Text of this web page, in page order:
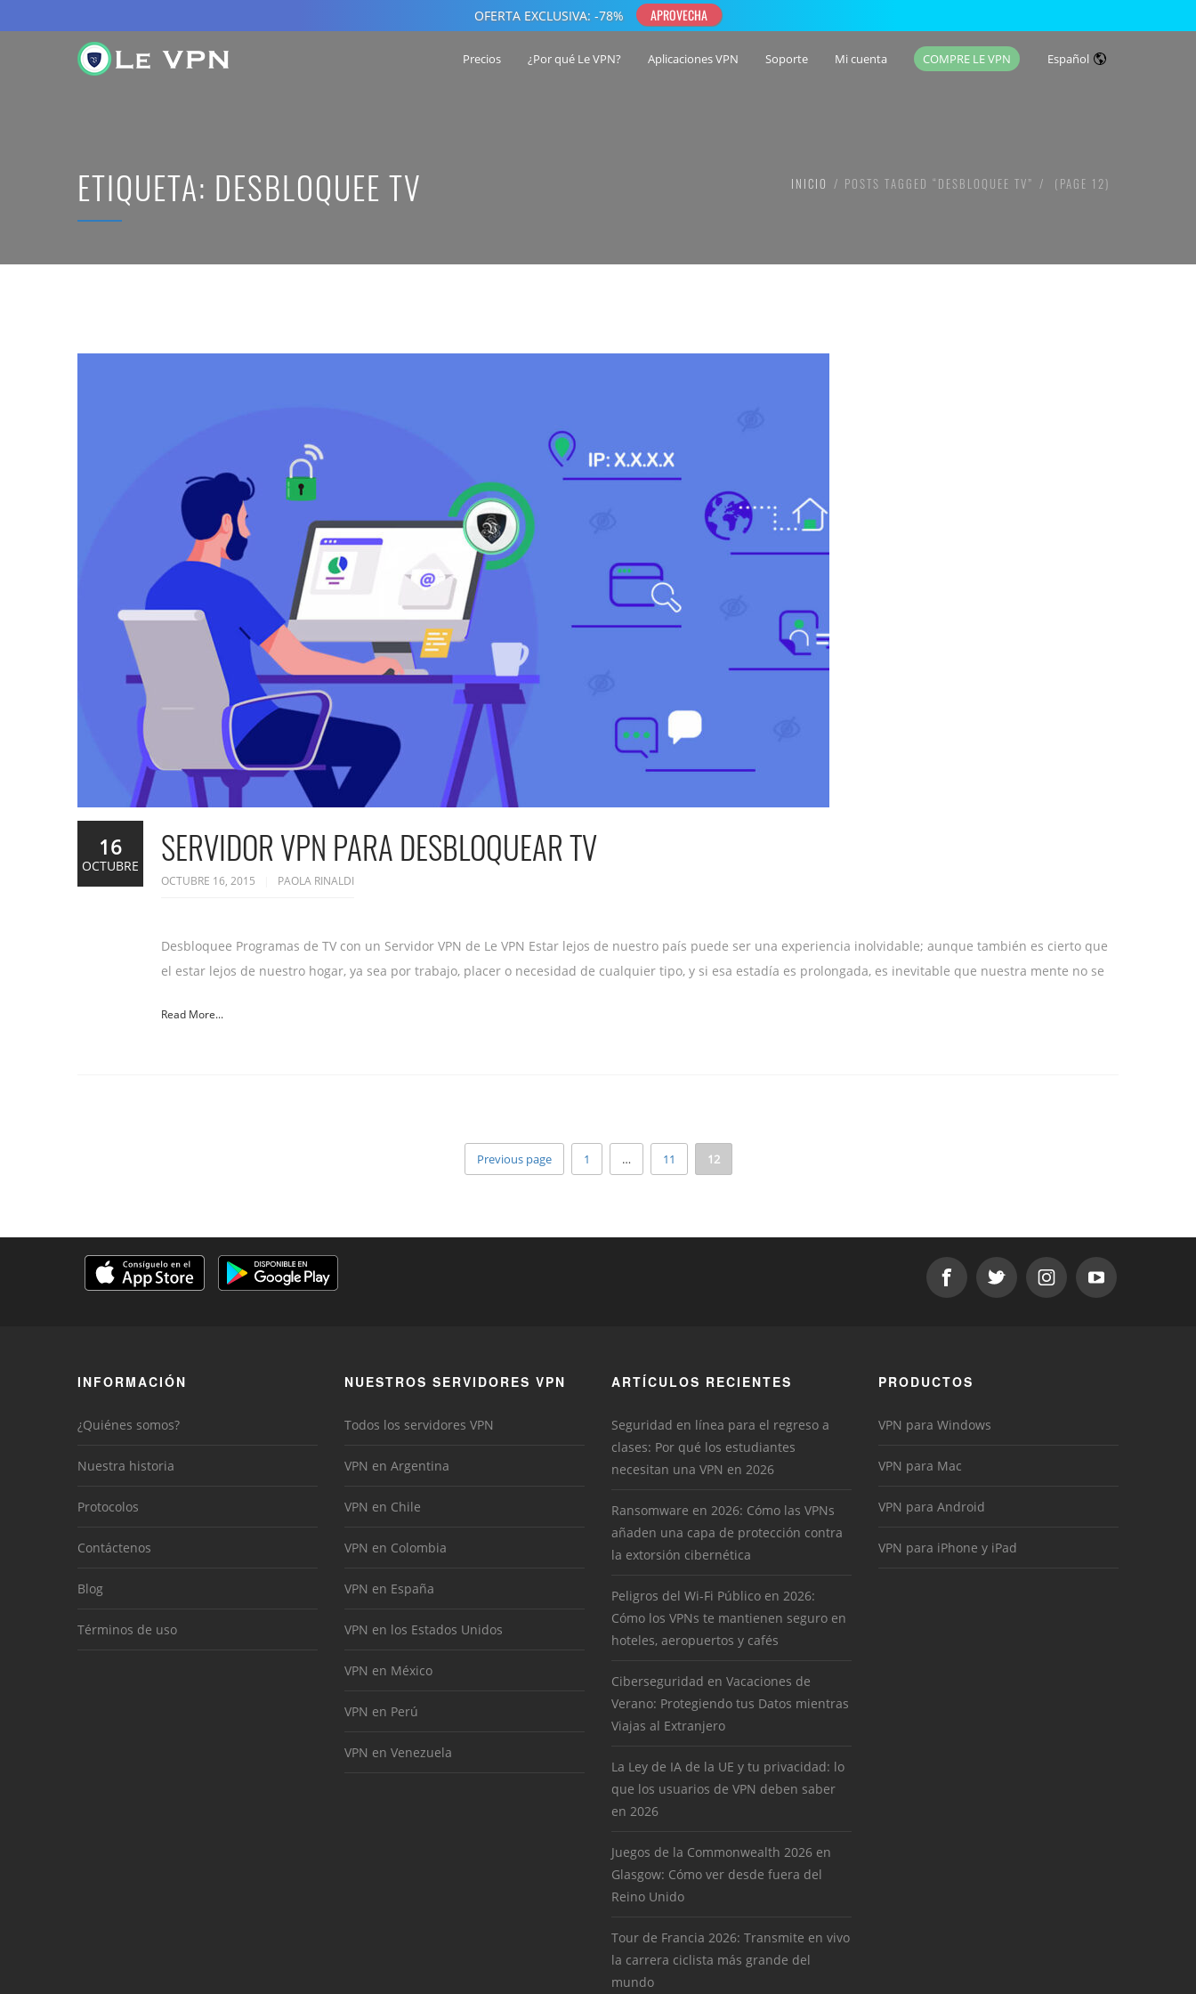
Precios ¿Por qué Le VPN? Aplicaciones VPN Soporte Mi cuenta COMPRE LE VPN Español
ETIQUETA: DESBLOQUEE TV INICIO POSTS TAGGED “DESBLOQUEE TV” (PAGE 12)
SERVIDOR VPN PARA DESBLOQUEAR TV
OCTUBRE 16, 2015 PAOLA RINALDI
Desbloquee Programas de TV con un Servidor VPN de Le VPN Estar lejos de nuestro país puede ser una experiencia inolvidable; aunque también es cierto que
el estar lejos de nuestro hogar, ya sea por trabajo, placer o necesidad de cualquier tipo, y si esa estadía es prolongada, es inevitable que nuestra mente no se
Read More...
16
OCTUBRE
Previous page 1 … 11 12
INFORMACIÓN
¿Quiénes somos?
Nuestra historia
Protocolos
Contáctenos
Blog
Términos de uso
NUESTROS SERVIDORES VPN
Todos los servidores VPN
VPN en Argentina
VPN en Chile
VPN en Colombia
VPN en España
VPN en los Estados Unidos
VPN en México
VPN en Perú
VPN en Venezuela
ARTÍCULOS RECIENTES
Seguridad en línea para el regreso a
clases: Por qué los estudiantes
necesitan una VPN en 2026
Ransomware en 2026: Cómo las VPNs
añaden una capa de protección contra
la extorsión cibernética
Peligros del Wi-Fi Público en 2026:
Cómo los VPNs te mantienen seguro en
hoteles, aeropuertos y cafés
Ciberseguridad en Vacaciones de
Verano: Protegiendo tus Datos mientras
Viajas al Extranjero
La Ley de IA de la UE y tu privacidad: lo
que los usuarios de VPN deben saber
en 2026
Juegos de la Commonwealth 2026 en
Glasgow: Cómo ver desde fuera del
Reino Unido
Tour de Francia 2026: Transmite en vivo
la carrera ciclista más grande del
mundo
PRODUCTOS
VPN para Windows
VPN para Mac
VPN para Android
VPN para iPhone y iPad